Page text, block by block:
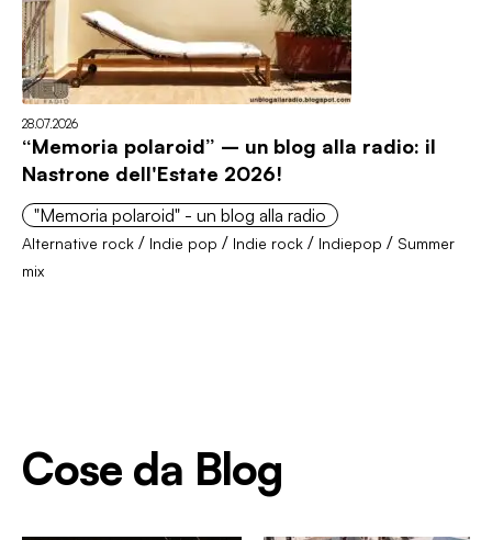
28.07.2026
“Memoria polaroid” – un blog alla radio: il
Nastrone dell'Estate 2026!
"Memoria polaroid" - un blog alla radio
Alternative rock / Indie pop / Indie rock / Indiepop / Summer
mix
Cose da Blog